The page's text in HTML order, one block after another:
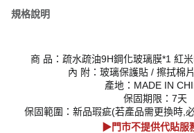
規格說明
商 品：疏水疏油9H鋼化玻璃膜*1 紅
內 附：玻璃保護貼 / 擦拭棉
產地：MADE IN
保固期限：7天
保固範圍：新品瑕疵(若產品需更換時,
▶門市不提供代貼服